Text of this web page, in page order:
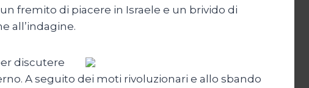
fremito di piacere in Israele e un brivido di
all’indagine.
discutere
A seguito dei moti rivoluzionari e allo sbando